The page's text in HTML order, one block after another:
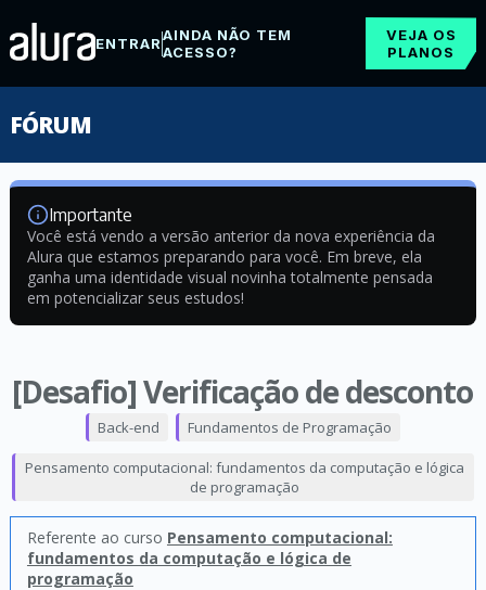
ENTRARAINDA NÃO TEM
ACESSO?
VEJA OS
PLANOS
FÓRUM
Importante
Você está vendo a versão anterior da nova experiência da
Alura que estamos preparando para você. Em breve, ela
ganha uma identidade visual novinha totalmente pensada
em potencializar seus estudos!
[Desafio] Verificação de desconto
Back-end Fundamentos de Programação
Pensamento computacional: fundamentos da computação e lógica
de programação
Referente ao curso Pensamento computacional:
fundamentos da computação e lógica de
programação